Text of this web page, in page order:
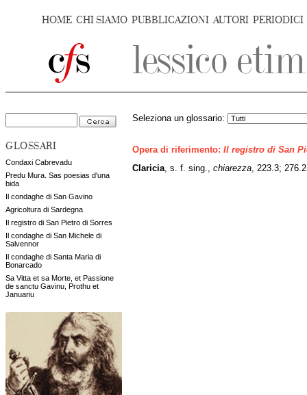
HOME CHI SIAMO PUBBLICAZIONI AUTORI PERIODICI
GLOSSARI
Condaxi Cabrevadu
Predu Mura. Sas poesias d'una
bida
Il condaghe di San Gavino
Agricoltura di Sardegna
Il registro di San Pietro di Sorres
Il condaghe di San Michele di
Salvennor
Il condaghe di Santa Maria di
Bonarcado
Sa Vitta et sa Morte, et Passione
de sanctu Gavinu, Prothu et
Januariu
Seleziona un glossario:
Opera di riferimento: Il registro di San
Claricia , s. f. sing., chiarezza , 223.3;